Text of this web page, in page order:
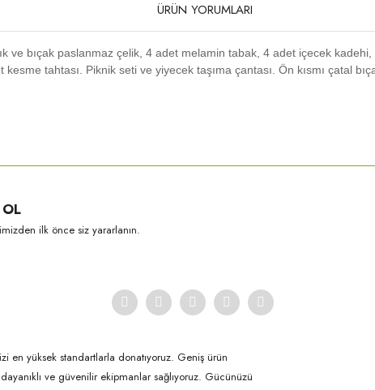
ÜRÜN YORUMLARI
ve bıçak paslanmaz çelik, 4 adet melamin tabak, 4 adet içecek
tahtası. Piknik seti ve yiyecek taşıma çantası. Ön kısmı çatal
bilgiler bulunuyor.
bulunuyor.ilk önce siz yararlanın.
en yüksek standartlarla donatıyoruz. Geniş ürün
ve güvenilir ekipmanlar sağlıyoruz. Gücünüzü